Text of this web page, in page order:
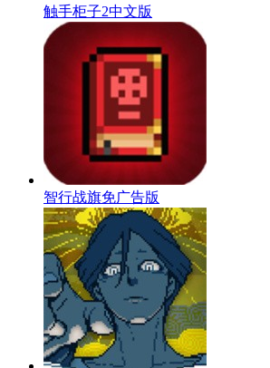
触手柜子2中文版
智行战旗免广告版